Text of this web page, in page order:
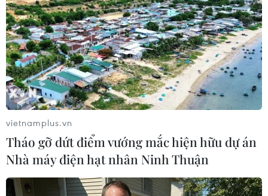
Hòa Bình làm rõ thông tin sai sự thật về
vietnamplus.vn
Tháo gỡ dứt điểm vướng mắc hiện hữu dự án
Nhà máy điện hạt nhân Ninh Thuận